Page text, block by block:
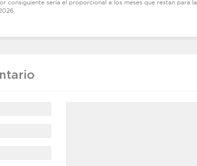
consiguiente sería el proporcional a los meses que restan para la